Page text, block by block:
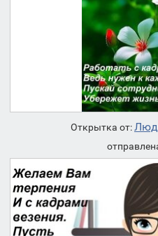
Открытка от: